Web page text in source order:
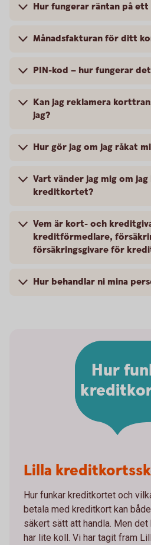
Hur fungerar räntan på
Månadsfakturan för ditt
PIN-kod – hur fungerar
Kan jag reklamera
jag?
Hur gör jag om jag råkat
Vart vänder jag mig om
kreditkortet?
Vem är kort- och
kreditförmedlare,
försäkringsgivare för
Hur behandlar ni mina
Hur
Lilla
Hur funkar kreditkortet och
betala med kreditkort kan
säkert sätt att handla. Men
har lite koll. Vi har tagit fram